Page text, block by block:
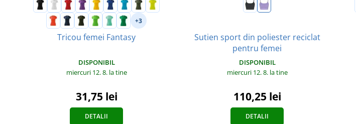
+3
Tricou femei Fantasy
DISPONIBIL
miercuri 12. 8. la tine
31,75 lei
DETALII
Sutien sport din poliester reciclat
pentru femei
DISPONIBIL
miercuri 12. 8. la tine
110,25 lei
DETALII